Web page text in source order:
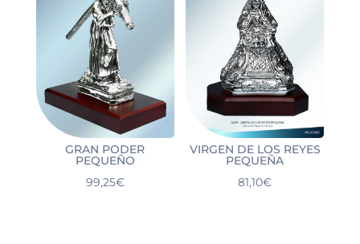
GRAN PODER
PEQUEÑO
99,25€
VIRGEN DE LOS REYES
PEQUEÑA
81,10€